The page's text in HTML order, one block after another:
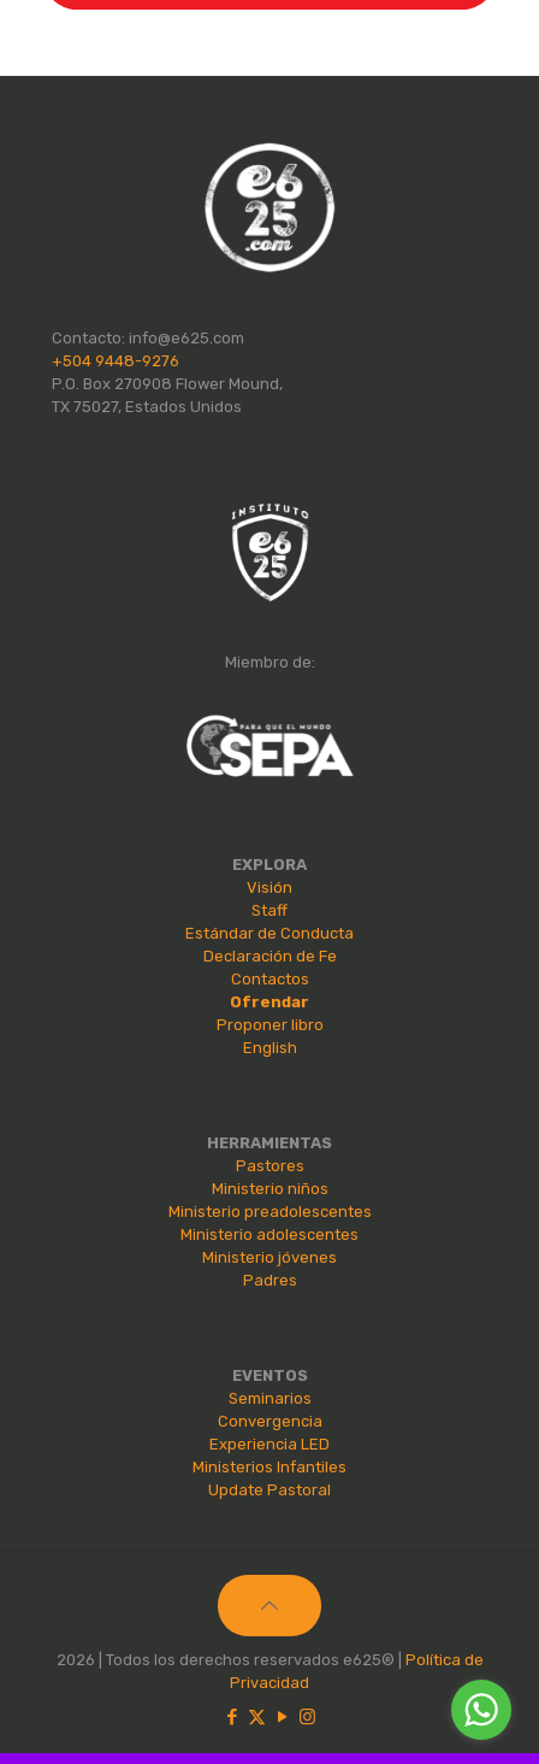
Contacto: info@e625.com
+504 9448-9276
P.O. Box 270908 Flower Mound,
TX 75027, Estados Unidos
Miembro de:
EXPLORA
Visión
Staff
Estándar de Conducta
Declaración de Fe
Contactos
Ofrendar
Proponer libro
English
HERRAMIENTAS
Pastores
Ministerio niños
Ministerio preadolescentes
Ministerio adolescentes
Ministerio jóvenes
Padres
EVENTOS
Seminarios
Convergencia
Experiencia LED
Ministerios Infantiles
Update Pastoral
2026 | Todos los derechos reservados e625® | Política de
Privacidad